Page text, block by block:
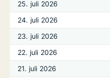
25. juli 2026
24. juli 2026
23. juli 2026
22. juli 2026
21. juli 2026